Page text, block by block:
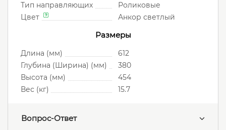
Тип направляющих
Роликовые
Цвет
Анкор светлый
Размеры
Длина (мм)
612
Глубина (Ширина) (мм)
380
Высота (мм)
454
Вес (кг)
15.7
Вопрос-Ответ